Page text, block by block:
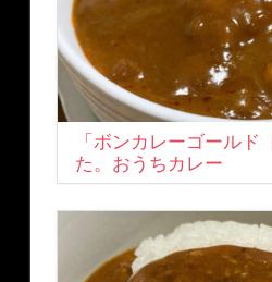
「ボンカレーゴールド
た。おうちカレー